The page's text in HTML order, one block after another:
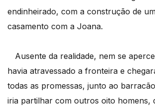
endinheirado, com a construção de
casamento com a Joana.
Ausente da realidade, nem se
havia atravessado a fronteira e
todas as promessas, junto ao
iria partilhar com outros oito homens,